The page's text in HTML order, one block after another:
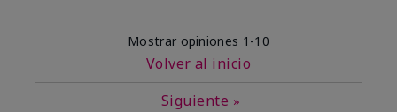
Mostrar opiniones 1-10
Volver al inicio
Siguiente »